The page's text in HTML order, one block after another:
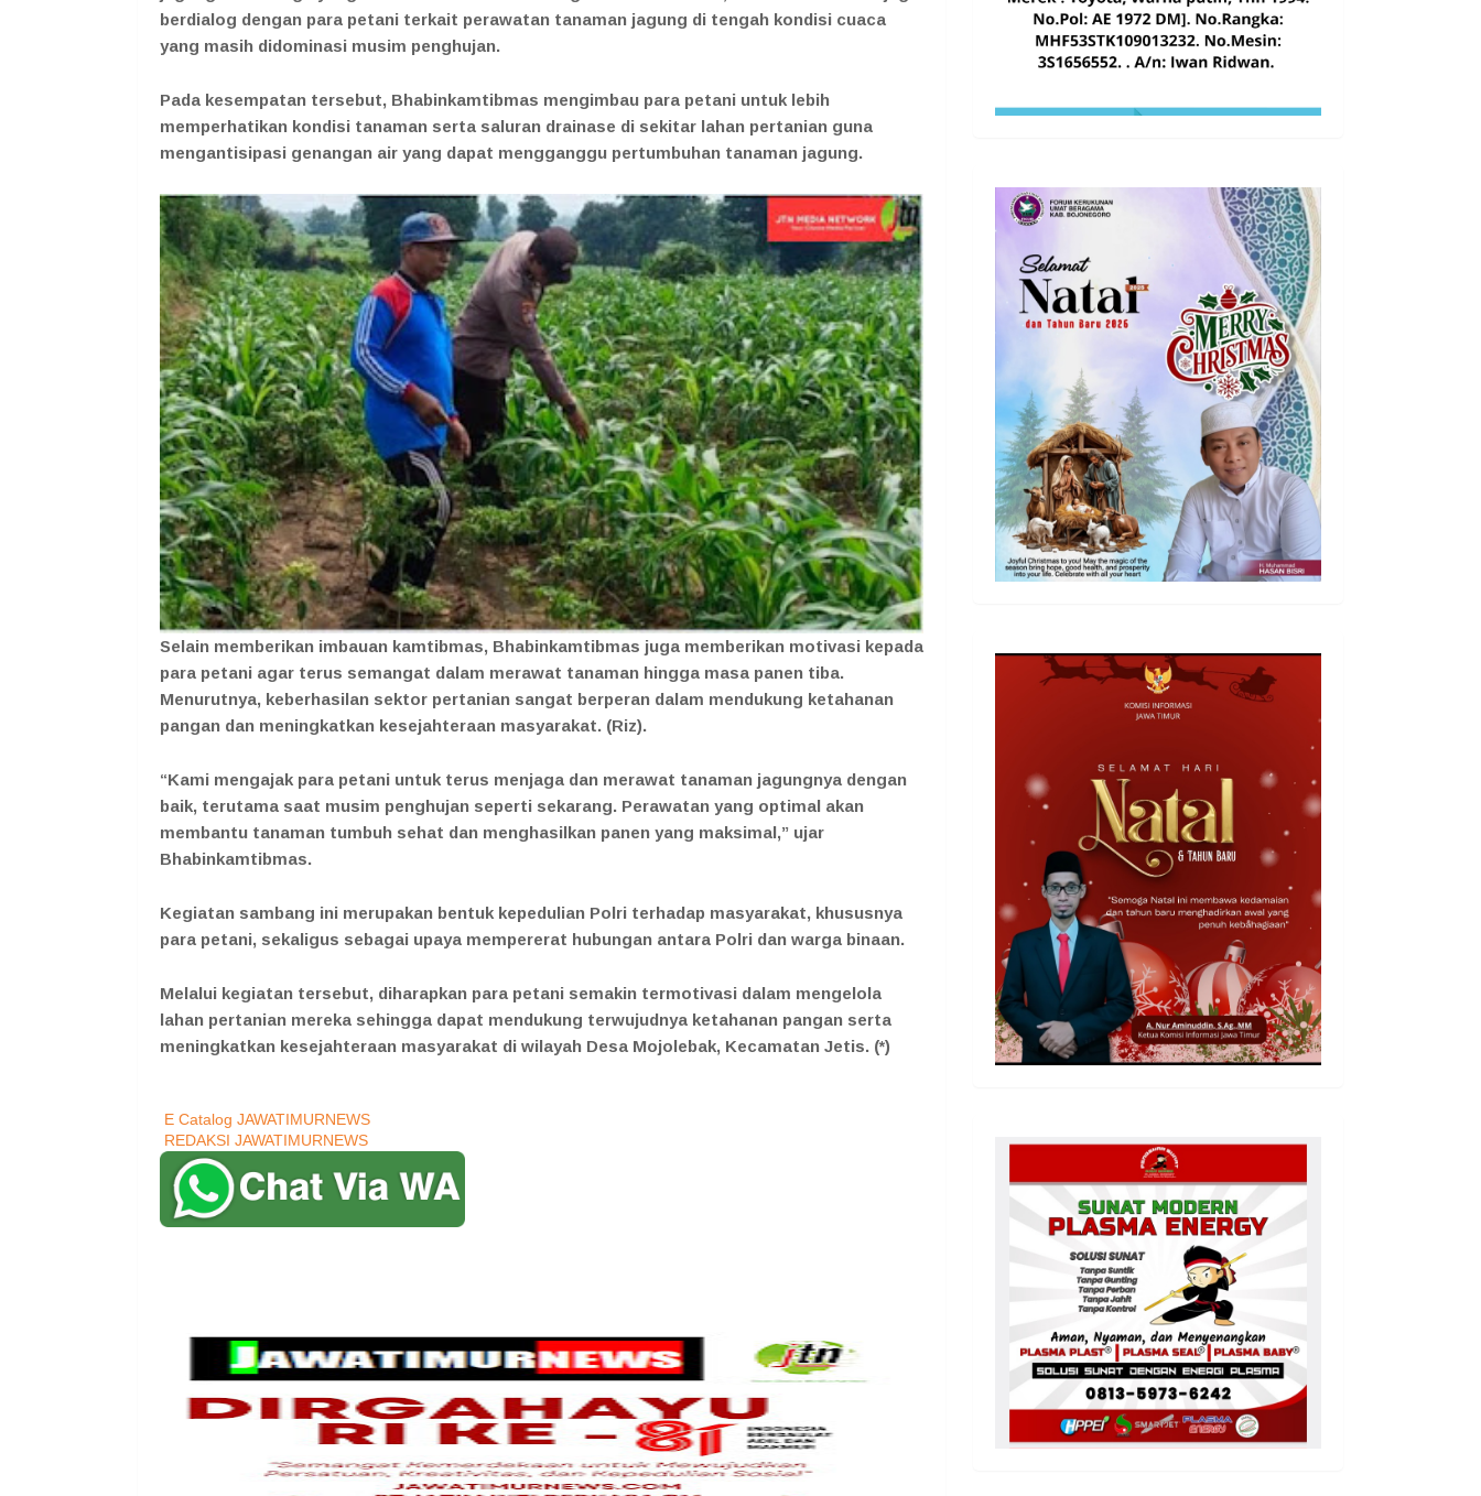
berdialog dengan para petani terkait perawatan tanaman jagung di tengah kondisi cuaca
yang masih didominasi musim penghujan.
Pada kesempatan tersebut, Bhabinkamtibmas mengimbau para petani untuk lebih
memperhatikan kondisi tanaman serta saluran drainase di sekitar lahan pertanian guna
mengantisipasi genangan air yang dapat mengganggu pertumbuhan tanaman jagung.
Selain memberikan imbauan kamtibmas, Bhabinkamtibmas juga memberikan motivasi kepada
para petani agar terus semangat dalam merawat tanaman hingga masa panen tiba.
Menurutnya, keberhasilan sektor pertanian sangat berperan dalam mendukung ketahanan
pangan dan meningkatkan kesejahteraan masyarakat. (Riz).
“Kami mengajak para petani untuk terus menjaga dan merawat tanaman jagungnya dengan
baik, terutama saat musim penghujan seperti sekarang. Perawatan yang optimal akan
membantu tanaman tumbuh sehat dan menghasilkan panen yang maksimal,” ujar
Bhabinkamtibmas.
Kegiatan sambang ini merupakan bentuk kepedulian Polri terhadap masyarakat, khususnya
para petani, sekaligus sebagai upaya mempererat hubungan antara Polri dan warga binaan.
Melalui kegiatan tersebut, diharapkan para petani semakin termotivasi dalam mengelola
lahan pertanian mereka sehingga dapat mendukung terwujudnya ketahanan pangan serta
meningkatkan kesejahteraan masyarakat di wilayah Desa Mojolebak, Kecamatan Jetis. (*)
E Catalog JAWATIMURNEWS
REDAKSI JAWATIMURNEWS